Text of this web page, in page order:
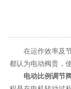
在运作效率及节
都认为电动阀贵，
电动比例调节